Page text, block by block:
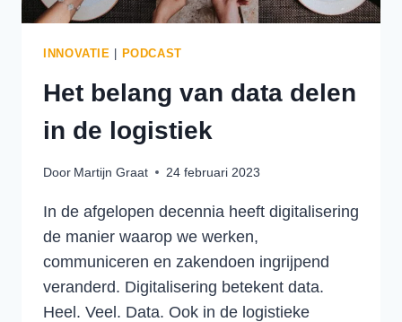
INNOVATIE PODCAST
Het belang van data delen
in de logistiek
Door Martijn Graat 24 februari 2023
In de afgelopen decennia heeft digitalisering
de manier waarop we werken,
communiceren en zakendoen ingrijpend
veranderd. Digitalisering betekent data.
Heel. Veel. Data. Ook in de logistieke